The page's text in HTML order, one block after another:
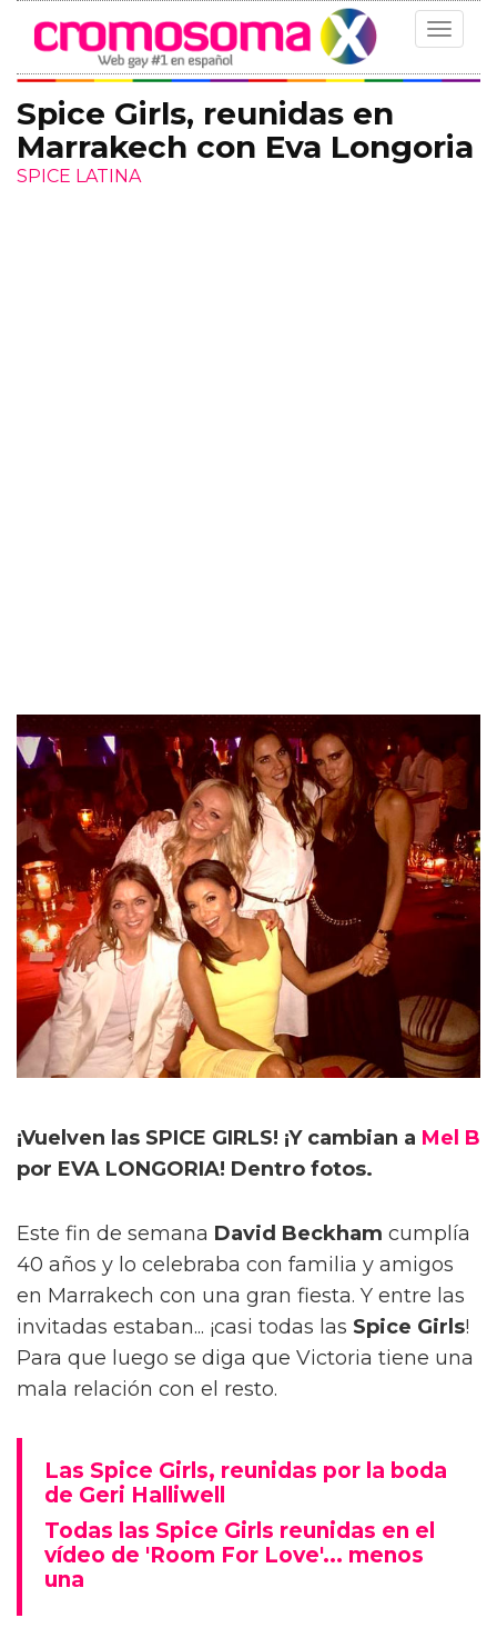
Toggle
Spice Girls, reunidas en
Marrakech con Eva Longoria
SPICE LATINA
¡Vuelven las SPICE GIRLS! ¡Y cambian a Mel B
por EVA LONGORIA! Dentro fotos.
Este fin de semana David Beckham cumplía
40 años y lo celebraba con familia y amigos
en Marrakech con una gran fiesta. Y entre las
invitadas estaban... ¡casi todas las Spice Girls!
Para que luego se diga que Victoria tiene una
mala relación con el resto.
Las Spice Girls, reunidas por la boda
de Geri Halliwell
Todas las Spice Girls reunidas en el
vídeo de 'Room For Love'... menos
una